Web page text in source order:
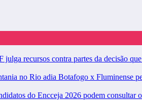
julga recursos contra partes da decisão
no Rio adia Botafogo x Fluminense
do Encceja 2026 podem consultar